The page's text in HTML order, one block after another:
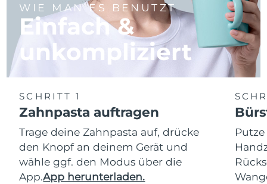
WIE MAN ES BENUTZT
Einfach &
unkompliziert
SCHRITT 1
Zahnpasta auftragen
Trage deine Zahnpasta auf, drücke
den Knopf an deinem Gerät und
wähle ggf. den Modus über die
App.App herunterladen.